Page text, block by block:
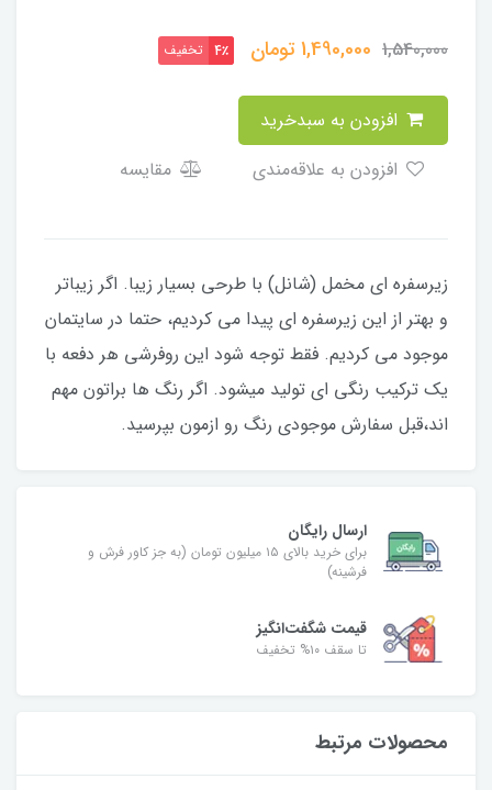
1,540,000
1,490,000تومان 4٪ تخفیف
مقایسه
زیرسفره ای مخمل (شانل) با طرحی بسیار زیبا. اگر زیباتر
و بهتر از این زیرسفره ای پیدا می کردیم، حتما در سایتمان
موجود می کردیم. فقط توجه شود این روفرشی هر دفعه با
یک ترکیب رنگی ای تولید میشود. اگر رنگ ها براتون مهم
اند،قبل سفارش موجودی رنگ رو ازمون بپرسید.
ارسال رایگان
برای خرید بالای ۱۵ میلیون تومان (به جز کاور فرش و
فرشینه)
قیمت شگفت‌انگیز
تا سقف ۱۰% تخفیف
محصولات مرتبط